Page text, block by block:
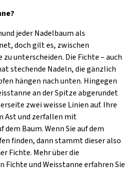
jeder Nadelbaum als
doch gilt es, zwischen
unterscheiden. Die Fichte – auch
stechende Nadeln, die gänzlich
hängen nach unten. Hingegen
an der Spitze abgerundet
zwei weisse Linien auf. Ihre
Ast und zerfallen mit
dem Baum. Wenn Sie auf dem
finden, dann stammt dieser also
Fichte. Mehr über die
Fichte und Weisstanne erfahren Sie